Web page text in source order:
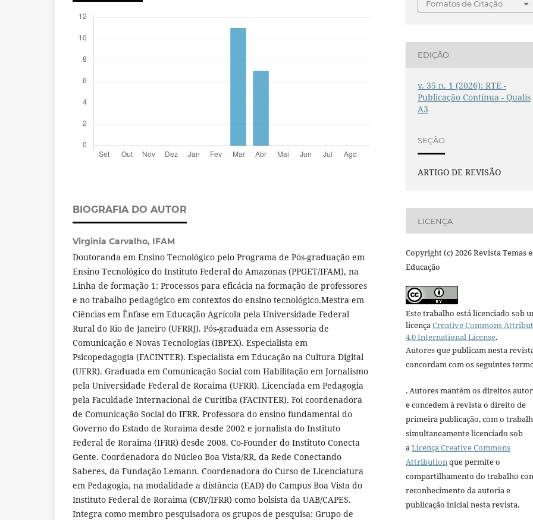
BIOGRAFIA DO AUTOR
Virginia Carvalho, IFAM
Doutoranda em Ensino Tecnológico pelo Programa de Pós-graduação em
Ensino Tecnológico do Instituto Federal do Amazonas (PPGET/IFAM), na
Linha de formação 1: Processos para eficácia na formação de professores
e no trabalho pedagógico em contextos do ensino tecnológico.Mestra em
Ciências em Ênfase em Educação Agrícola pela Universidade Federal
Rural do Rio de Janeiro (UFRRJ). Pós-graduada em Assessoria de
Comunicação e Novas Tecnologias (IBPEX). Especialista em
Psicopedagogia (FACINTER). Especialista em Educação na Cultura Digital
(UFRR). Graduada em Comunicação Social com Habilitação em Jornalismo
pela Universidade Federal de Roraima (UFRR). Licenciada em Pedagogia
pela Faculdade Internacional de Curitiba (FACINTER). Foi coordenadora
de Comunicação Social do IFRR. Professora do ensino fundamental do
Governo do Estado de Roraima desde 2002 e jornalista do Instituto
Federal de Roraima (IFRR) desde 2008. Co-Founder do Instituto Conecta
Gente. Coordenadora do Núcleo Boa Vista/RR, da Rede Conectando
Saberes, da Fundação Lemann. Coordenadora do Curso de Licenciatura
em Pedagogia, na modalidade a distância (EAD) do Campus Boa Vista do
Instituto Federal de Roraima (CBV/IFRR) como bolsista da UAB/CAPES.
Integra como membro pesquisadora os grupos de pesquisa: Grupo de
Fomatos de Citação
EDIÇÃO
v. 35 n. 1 (2026): RTE -
Publicação Contínua - Qualis
A3
SEÇÃO
ARTIGO DE REVISÃO
LICENÇA
Copyright (c) 2026 Revista Temas
Educação
Este trabalho está licenciado sob
licençaCreative Commons
4.0 International License.
Autores que publicam nesta
concordam com os seguintes
. Autores mantém os direitos
e concedem à revista o direito de
primeira publicação, com o
simultaneamente licenciado sob
aLicença Creative Commons
Attributionque permite o
compartilhamento do trabalho
reconhecimento da autoria e
publicação inicial nesta revista.